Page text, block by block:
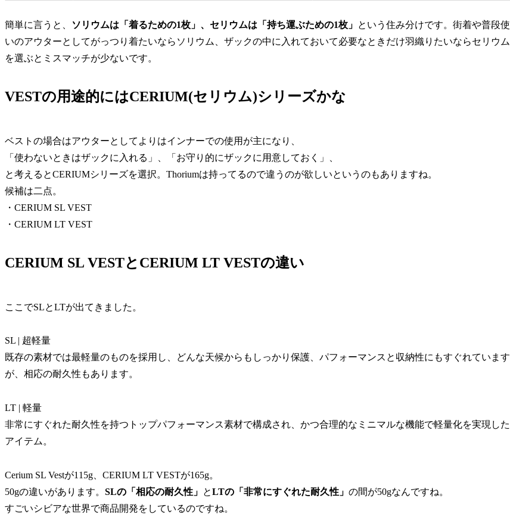
簡単に言うと、 ソリウムは「着るための1枚」、セリウムは「持ち運ぶための1枚」 という住み分けです。街着や普段使
いのアウターとしてがっつり着たいならソリウム、ザックの中に入れておいて必要なときだけ羽織りたいならセリウム
を選ぶとミスマッチが少ないです。
VESTの用途的にはCERIUM(セリウム)シリーズかな
ベストの場合はアウターとしてよりはインナーでの使用が主になり、
「使わないときはザックに入れる」、「お守り的にザックに用意しておく」、
と考えるとCERIUMシリーズを選択。Thoriumは持ってるので違うのが欲しいというのもありますね。
候補は二点。
・CERIUM SL VEST
・CERIUM LT VEST
CERIUM SL VESTとCERIUM LT VESTの違い
ここでSLとLTが出てきました。
SL | 超軽量
既存の素材では最軽量のものを採用し、どんな天候からもしっかり保護、パフォーマンスと収納性にもすぐれています
が、相応の耐久性もあります。
LT | 軽量
非常にすぐれた耐久性を持つトップパフォーマンス素材で構成され、かつ合理的なミニマルな機能で軽量化を実現した
アイテム。
Cerium SL Vestが115g、CERIUM LT VESTが165g。
50gの違いがあります。 SLの「相応の耐久性」 とLTの「非常にすぐれた耐久性」 の間が50gなんですね。
すごいシビアな世界で商品開発をしているのですね。